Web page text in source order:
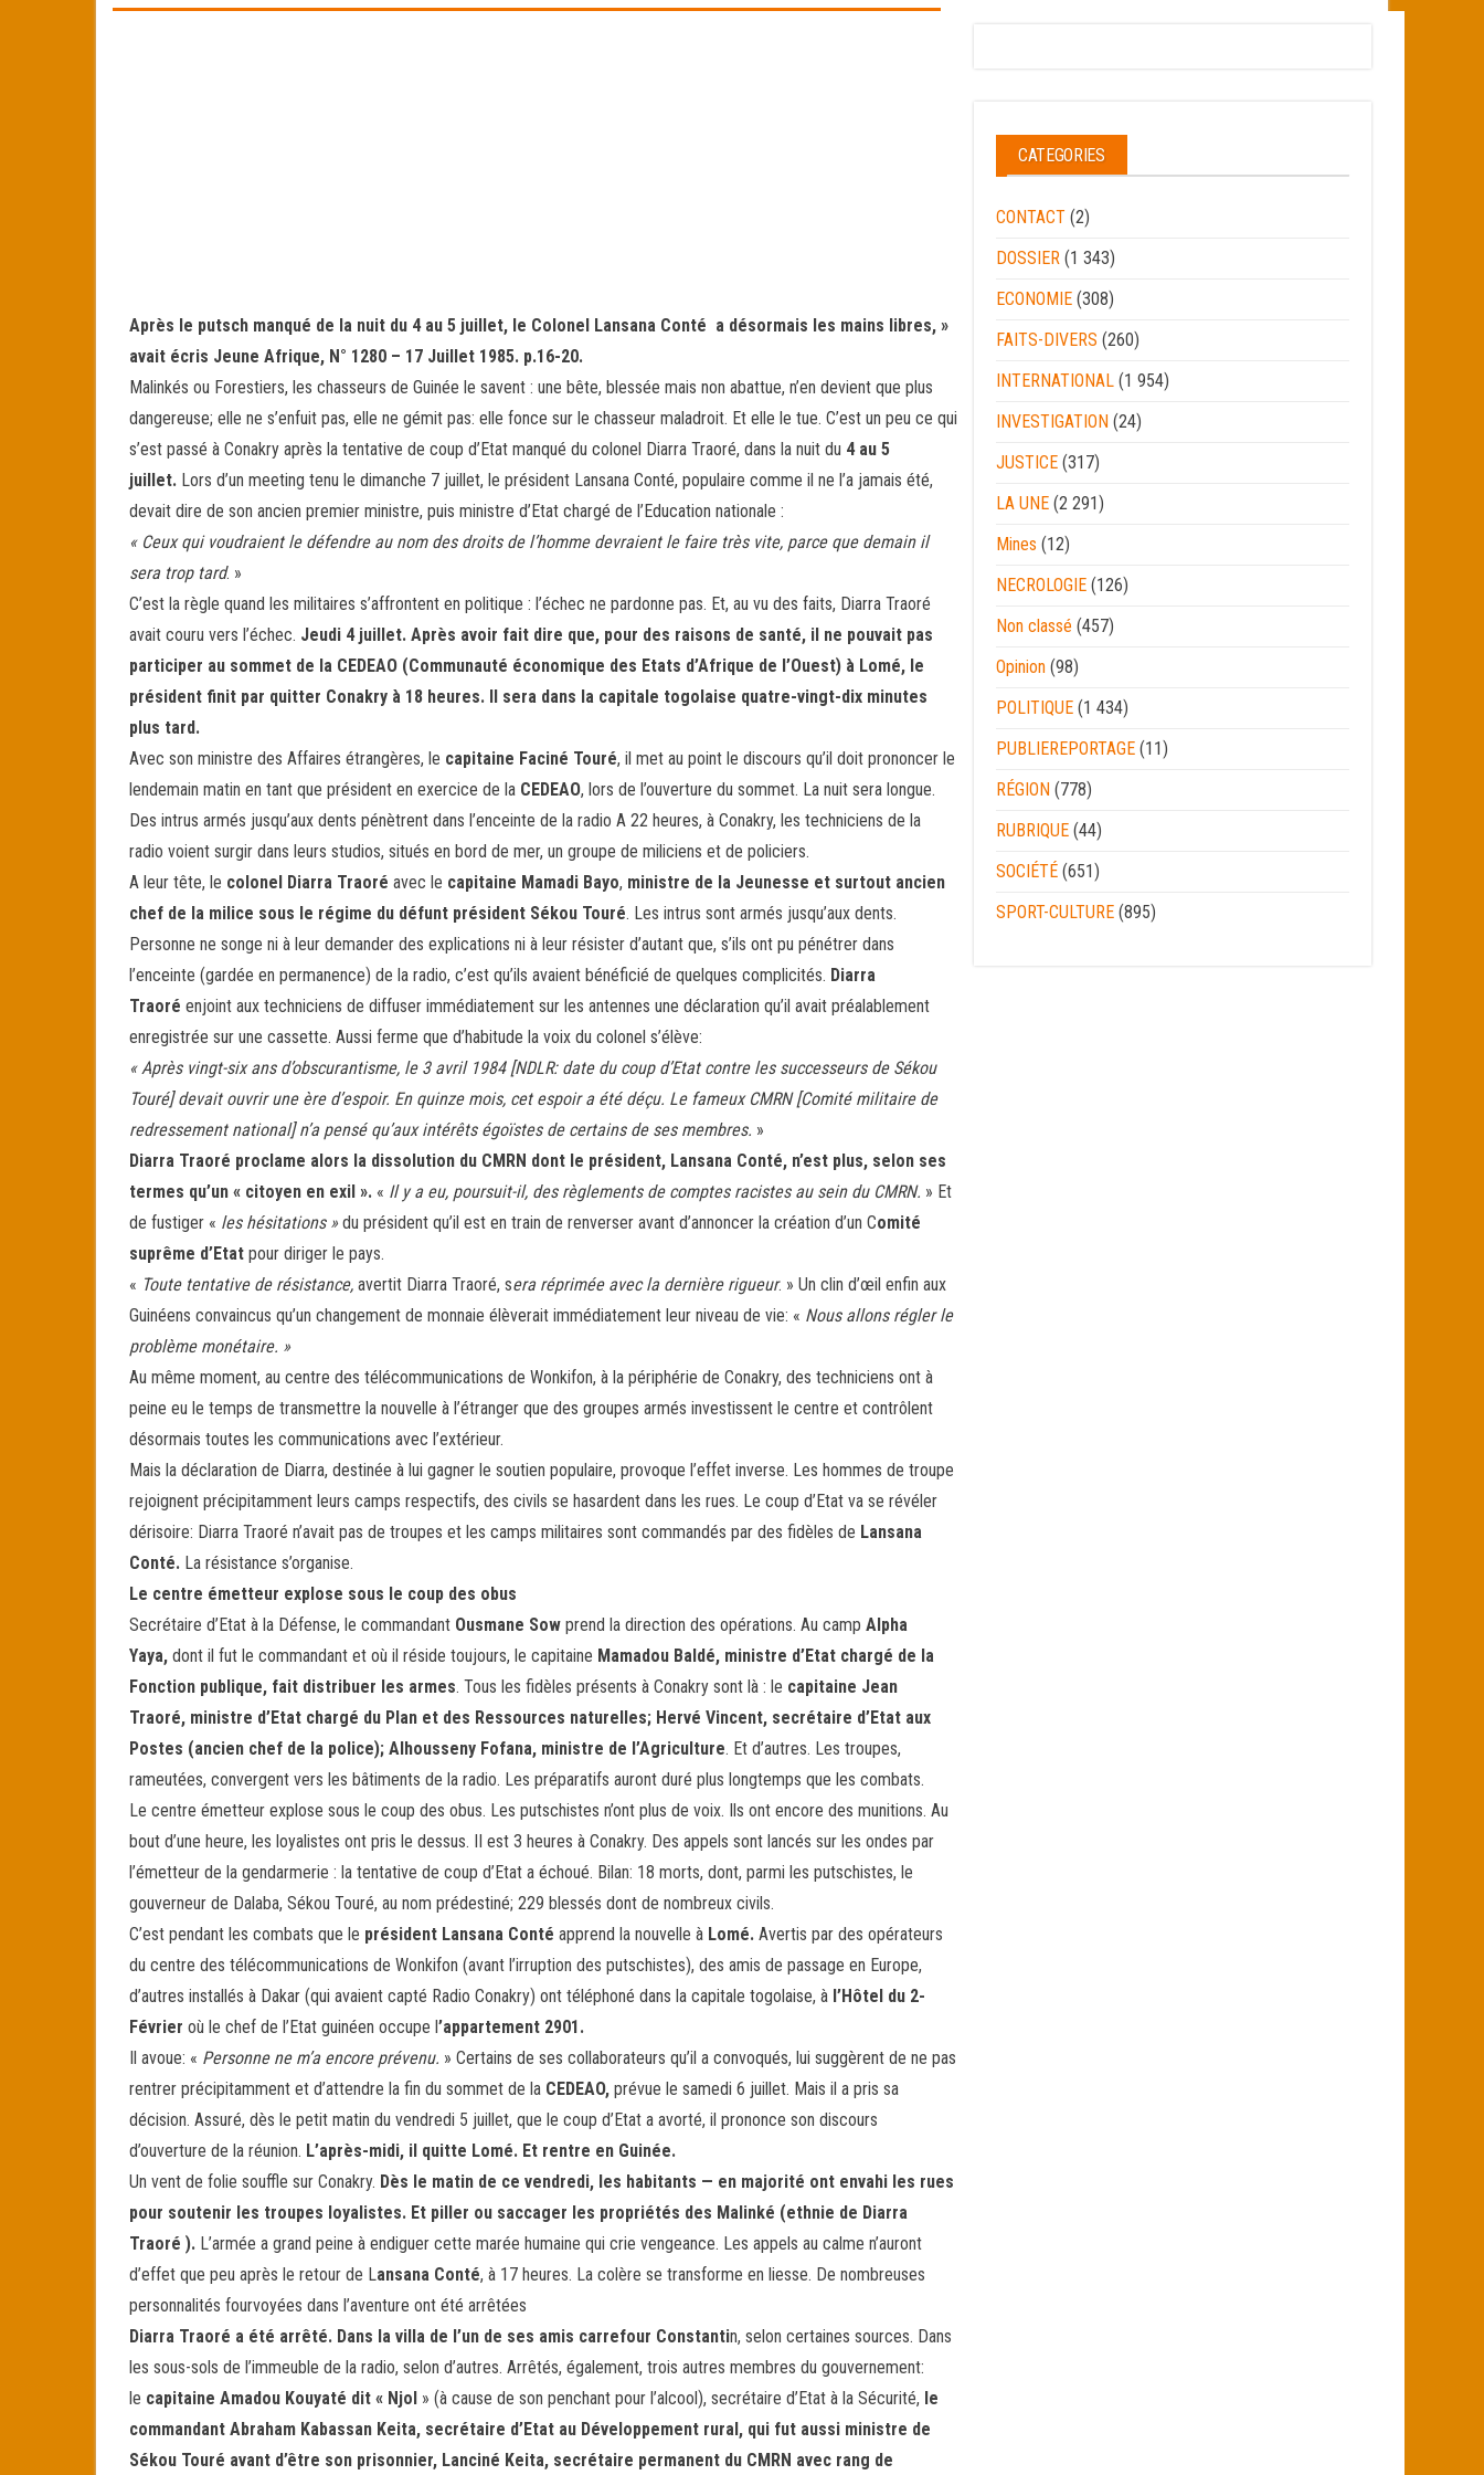
ok er
er
Après le putsch manqué de la nuit du 4 au 5 juillet, le Colonel Lansana Conté a désormais les mains libres, »
avait écris Jeune Afrique, N° 1280 – 17 Juillet 1985. p.16-20.
Malinkés ou Forestiers, les chasseurs de Guinée le savent : une bête, blessée mais non abattue, n’en devient que plus
dangereuse; elle ne s’enfuit pas, elle ne gémit pas: elle fonce sur le chasseur maladroit. Et elle le tue. C’est un peu ce qui
s’est passé à Conakry après la tentative de coup d’Etat manqué du colonel Diarra Traoré, dans la nuit du 4 au 5
juillet. Lors d’un meeting tenu le dimanche 7 juillet, le président Lansana Conté, populaire comme il ne l’a jamais été,
devait dire de son ancien premier ministre, puis ministre d’Etat chargé de l’Education nationale :
« Ceux qui voudraient le défendre au nom des droits de l’homme devraient le faire très vite, parce que demain il
sera trop tard. »
C’est la règle quand les militaires s’affrontent en politique : l’échec ne pardonne pas. Et, au vu des faits, Diarra Traoré
avait couru vers l’échec. Jeudi 4 juillet. Après avoir fait dire que, pour des raisons de santé, il ne pouvait pas
participer au sommet de la CEDEAO (Communauté économique des Etats d’Afrique de l’Ouest) à Lomé, le
président finit par quitter Conakry à 18 heures. Il sera dans la capitale togolaise quatre-vingt-dix minutes
plus tard.
Avec son ministre des Affaires étrangères, le capitaine Faciné Touré, il met au point le discours qu’il doit prononcer le
lendemain matin en tant que président en exercice de la CEDEAO, lors de l’ouverture du sommet. La nuit sera longue.
Des intrus armés jusqu’aux dents pénètrent dans l’enceinte de la radio A 22 heures, à Conakry, les techniciens de la
radio voient surgir dans leurs studios, situés en bord de mer, un groupe de miliciens et de policiers.
A leur tête, le colonel Diarra Traoré avec le capitaine Mamadi Bayo, ministre de la Jeunesse et surtout ancien
chef de la milice sous le régime du défunt président Sékou Touré. Les intrus sont armés jusqu’aux dents.
Personne ne songe ni à leur demander des explications ni à leur résister d’autant que, s’ils ont pu pénétrer dans
l’enceinte (gardée en permanence) de la radio, c’est qu’ils avaient bénéficié de quelques complicités. Diarra
Traoré enjoint aux techniciens de diffuser immédiatement sur les antennes une déclaration qu’il avait préalablement
enregistrée sur une cassette. Aussi ferme que d’habitude la voix du colonel s’élève:
« Après vingt-six ans d’obscurantisme, le 3 avril 1984 [NDLR: date du coup d’Etat contre les successeurs de Sékou
Touré] devait ouvrir une ère d’espoir. En quinze mois, cet espoir a été déçu. Le fameux CMRN [Comité militaire de
redressement national] n’a pensé qu’aux intérêts égoïstes de certains de ses membres. »
Diarra Traoré proclame alors la dissolution du CMRN dont le président, Lansana Conté, n’est plus, selon ses
termes qu’un « citoyen en exil ». « Il y a eu, poursuit-il, des règlements de comptes racistes au sein du CMRN. » Et
de fustiger « les hésitations » du président qu’il est en train de renverser avant d’annoncer la création d’un Comité
suprême d’Etat pour diriger le pays.
« Toute tentative de résistance, avertit Diarra Traoré, sera réprimée avec la dernière rigueur. » Un clin d’œil enfin aux
Guinéens convaincus qu’un changement de monnaie élèverait immédiatement leur niveau de vie: « Nous allons régler le
problème monétaire. »
Au même moment, au centre des télécommunications de Wonkifon, à la périphérie de Conakry, des techniciens ont à
peine eu le temps de transmettre la nouvelle à l’étranger que des groupes armés investissent le centre et contrôlent
désormais toutes les communications avec l’extérieur.
Mais la déclaration de Diarra, destinée à lui gagner le soutien populaire, provoque l’effet inverse. Les hommes de troupe
rejoignent précipitamment leurs camps respectifs, des civils se hasardent dans les rues. Le coup d’Etat va se révéler
dérisoire: Diarra Traoré n’avait pas de troupes et les camps militaires sont commandés par des fidèles de Lansana
Conté. La résistance s’organise.
Le centre émetteur explose sous le coup des obus
Secrétaire d’Etat à la Défense, le commandant Ousmane Sow prend la direction des opérations. Au camp Alpha
Yaya, dont il fut le commandant et où il réside toujours, le capitaine Mamadou Baldé, ministre d’Etat chargé de la
Fonction publique, fait distribuer les armes. Tous les fidèles présents à Conakry sont là : le capitaine Jean
Traoré, ministre d’Etat chargé du Plan et des Ressources naturelles; Hervé Vincent, secrétaire d’Etat aux
Postes (ancien chef de la police); Alhousseny Fofana, ministre de l’Agriculture. Et d’autres. Les troupes,
rameutées, convergent vers les bâtiments de la radio. Les préparatifs auront duré plus longtemps que les combats.
Le centre émetteur explose sous le coup des obus. Les putschistes n’ont plus de voix. Ils ont encore des munitions. Au
bout d’une heure, les loyalistes ont pris le dessus. II est 3 heures à Conakry. Des appels sont lancés sur les ondes par
l’émetteur de la gendarmerie : la tentative de coup d’Etat a échoué. Bilan: 18 morts, dont, parmi les putschistes, le
gouverneur de Dalaba, Sékou Touré, au nom prédestiné; 229 blessés dont de nombreux civils.
C’est pendant les combats que le président Lansana Conté apprend la nouvelle à Lomé. Avertis par des opérateurs
du centre des télécommunications de Wonkifon (avant l’irruption des putschistes), des amis de passage en Europe,
d’autres installés à Dakar (qui avaient capté Radio Conakry) ont téléphoné dans la capitale togolaise, à l’Hôtel du 2-
Février où le chef de l’Etat guinéen occupe l’appartement 2901.
Il avoue: « Personne ne m’a encore prévenu. » Certains de ses collaborateurs qu’il a convoqués, lui suggèrent de ne pas
rentrer précipitamment et d’attendre la fin du sommet de la CEDEAO, prévue le samedi 6 juillet. Mais il a pris sa
décision. Assuré, dès le petit matin du vendredi 5 juillet, que le coup d’Etat a avorté, il prononce son discours
d’ouverture de la réunion. L’après-midi, il quitte Lomé. Et rentre en Guinée.
Un vent de folie souffle sur Conakry. Dès le matin de ce vendredi, les habitants — en majorité ont envahi les rues
pour soutenir les troupes loyalistes. Et piller ou saccager les propriétés des Malinké (ethnie de Diarra
Traoré ). L’armée a grand peine à endiguer cette marée humaine qui crie vengeance. Les appels au calme n’auront
d’effet que peu après le retour de Lansana Conté, à 17 heures. La colère se transforme en liesse. De nombreuses
personnalités fourvoyées dans l’aventure ont été arrêtées
Diarra Traoré a été arrêté. Dans la villa de l’un de ses amis carrefour Constantin, selon certaines sources. Dans
les sous-sols de l’immeuble de la radio, selon d’autres. Arrêtés, également, trois autres membres du gouvernement:
le capitaine Amadou Kouyaté dit « Njol » (à cause de son penchant pour l’alcool), secrétaire d’Etat à la Sécurité, le
commandant Abraham Kabassan Keita, secrétaire d’Etat au Développement rural, qui fut aussi ministre de
Sékou Touré avant d’être son prisonnier, Lanciné Keita, secrétaire permanent du CMRN avec rang de
CATEGORIES
CONTACT (2)
DOSSIER (1 343)
ECONOMIE (308)
FAITS-DIVERS (260)
INTERNATIONAL (1 954)
INVESTIGATION (24)
JUSTICE (317)
LA UNE (2 291)
Mines (12)
NECROLOGIE (126)
Non classé (457)
Opinion (98)
POLITIQUE (1 434)
PUBLIEREPORTAGE (11)
RÉGION (778)
RUBRIQUE (44)
SOCIÉTÉ (651)
SPORT-CULTURE (895)